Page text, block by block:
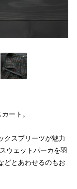
ート。
クスプリーツが魅力
ウェットパーカを羽
どとあわせるのもお